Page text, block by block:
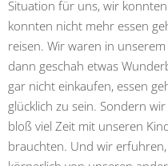
Situation für uns, wir
konnten nicht mehr essen
reisen. Wir waren in
dann geschah etwas
gar nicht einkaufen, essen
glücklich zu sein. Sondern
bloß viel Zeit mit unseren
brauchten. Und wir